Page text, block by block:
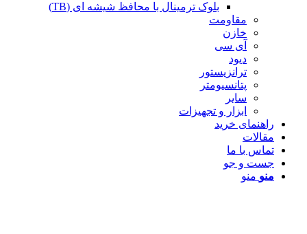
بلوک ترمینال با محافظ شیشه ای (TB)
مقاومت
خازن
آی سی
دیود
ترانزیستور
پتانسیومتر
سایر
ابزار و تجهیزات
راهنمای خرید
مقالات
تماس با ما
جست و جو
منو منو